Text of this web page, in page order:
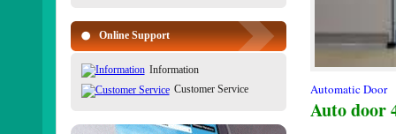
Online Support
Information
Customer Service
Automatic Door
Auto door